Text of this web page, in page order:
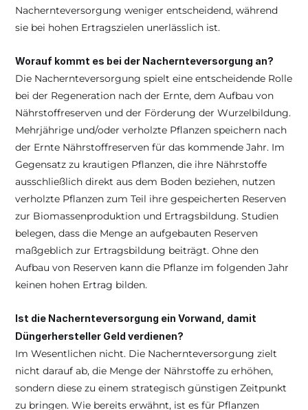
Nachernteversorgung weniger entscheidend, während
sie bei hohen Ertragszielen unerlässlich ist.
Worauf kommt es bei der Nachernteversorgung an?
Die Nachernteversorgung spielt eine entscheidende Rolle
bei der Regeneration nach der Ernte, dem Aufbau von
Nährstoffreserven und der Förderung der Wurzelbildung.
Mehrjährige und/oder verholzte Pflanzen speichern nach
der Ernte Nährstoffreserven für das kommende Jahr. Im
Gegensatz zu krautigen Pflanzen, die ihre Nährstoffe
ausschließlich direkt aus dem Boden beziehen, nutzen
verholzte Pflanzen zum Teil ihre gespeicherten Reserven
zur Biomassenproduktion und Ertragsbildung. Studien
belegen, dass die Menge an aufgebauten Reserven
maßgeblich zur Ertragsbildung beiträgt. Ohne den
Aufbau von Reserven kann die Pflanze im folgenden Jahr
keinen hohen Ertrag bilden.
Ist die Nachernteversorgung ein Vorwand, damit
Düngerhersteller Geld verdienen?
Im Wesentlichen nicht. Die Nachernteversorgung zielt
nicht darauf ab, die Menge der Nährstoffe zu erhöhen,
sondern diese zu einem strategisch günstigen Zeitpunkt
zu bringen. Wie bereits erwähnt, ist es für Pflanzen